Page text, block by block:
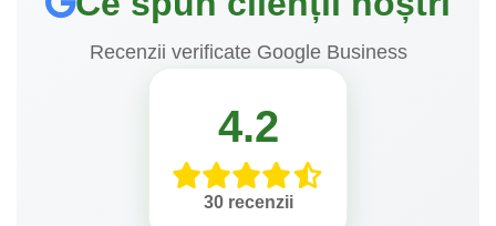
Recenzii verificate Google Business
4.2
30 recenzii